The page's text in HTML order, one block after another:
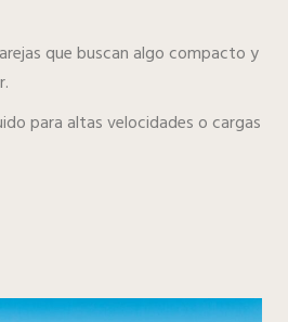
que buscan algo compacto y
para altas velocidades o cargas